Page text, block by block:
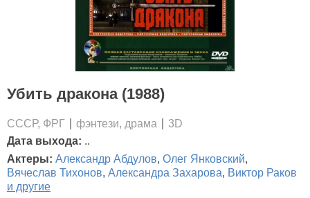
Убить дракона (1988)
СССР, ФРГ фэнтези, драма
3D
Дата выхода: ..
Актеры: Александр Абдулов, Олег Янковский,
Вячеслав Тихонов, Александра Захарова, Виктор Раков
и другие